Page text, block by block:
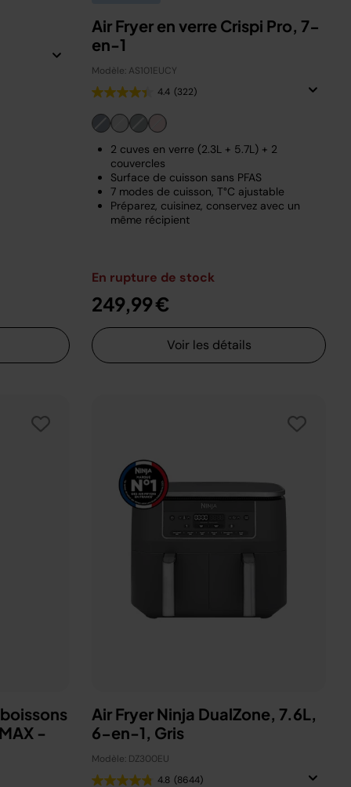
Air Fryer en verre Crispi Pro, 7-
en-1
Modèle: AS101EUCY
4.4 (322)
2 cuves en verre (2.3L + 5.7L) + 2
couvercles
Surface de cuisson sans PFAS
7 modes de cuisson, T°C ajustable
Préparez, cuisinez, conservez avec un
même récipient
En rupture de stock
249,99 €
Voir les détails
-
Air Fryer Ninja DualZone, 7.6L,
6-en-1, Gris
Modèle: DZ300EU
4.8 (8644)